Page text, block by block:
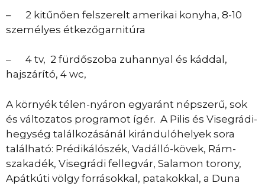
– 2 kitűnően felszerelt amerikai konyha, 8-10
személyes étkezőgarnitúra
– 4 tv, 2 fürdőszoba zuhannyal és káddal,
hajszárító, 4 wc,
A környék télen-nyáron egyaránt népszerű, sok
és változatos programot ígér. A Pilis és Visegrádi-
hegység találkozásánál kirándulóhelyek sora
található: Prédikálószék, Vadálló-kövek, Rám-
szakadék, Visegrádi fellegvár, Salamon torony,
Apátkúti völgy forrásokkal, patakokkal, a Duna